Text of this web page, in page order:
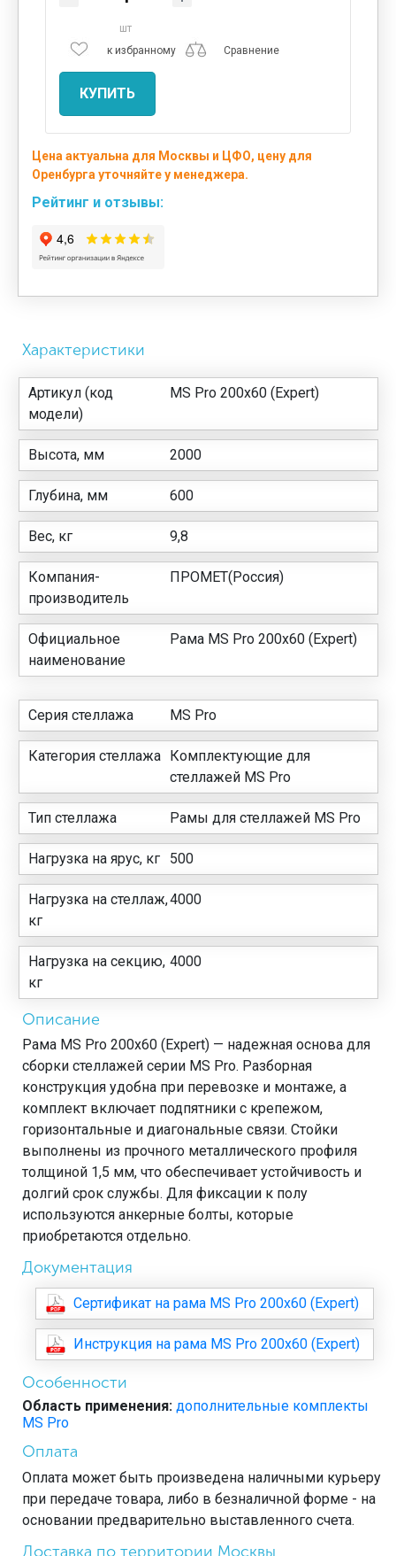
шт
к избранному
Сравнение
КУПИТЬ
Цена актуальна для Москвы и ЦФО, цену для
Оренбурга уточняйте у менеджера.
Рейтинг и отзывы:
Характеристики
Артикул (код
модели)
MS Pro 200х60 (Expert)
Высота, мм 2000
Глубина, мм 600
Вес, кг 9,8
Компания-
производитель
ПРОМЕТ(Россия)
Официальное
наименование
Рама MS Pro 200х60 (Expert)
Серия стеллажа MS Pro
Категория стеллажа Комплектующие для
стеллажей MS Pro
Тип стеллажа Рамы для стеллажей MS Pro
Нагрузка на ярус, кг 500
Нагрузка на стеллаж,
кг
4000
Нагрузка на секцию,
кг
4000
Описание
Рама MS Pro 200х60 (Expert) — надежная основа для
сборки стеллажей серии MS Pro. Разборная
конструкция удобна при перевозке и монтаже, а
комплект включает подпятники с крепежом,
горизонтальные и диагональные связи. Стойки
выполнены из прочного металлического профиля
толщиной 1,5 мм, что обеспечивает устойчивость и
долгий срок службы. Для фиксации к полу
используются анкерные болты, которые
приобретаются отдельно.
Документация
Сертификат на рама MS Pro 200х60 (Expert)
Инструкция на рама MS Pro 200х60 (Expert)
Особенности
Область применения: дополнительные комплекты
MS Pro
Оплата
Оплата может быть произведена наличными курьеру
при передаче товара, либо в безналичной форме - на
основании предварительно выставленного счета.
Доставка по территории Москвы